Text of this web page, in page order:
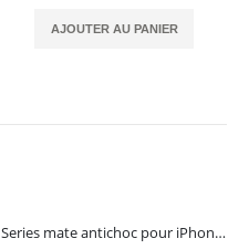
AJOUTER AU PANIER
Coque Guardian Series mate antichoc pour iPhone 15 Pro Max avec Magsafe Noir - Torras